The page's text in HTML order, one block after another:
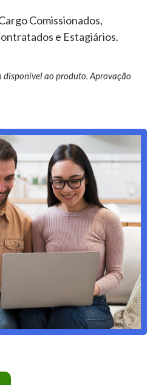
Comissionados,
e Estagiários.
disponível ao produto. Aprovação